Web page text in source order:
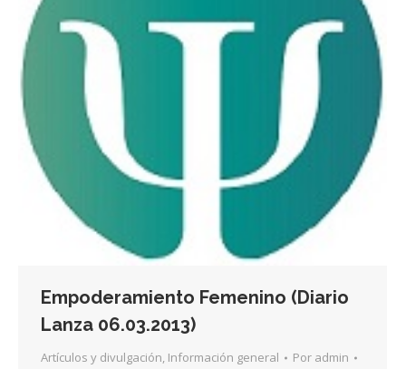
Empoderamiento Femenino (Diario
Lanza 06.03.2013)
Artículos y divulgación, Información general Por admin